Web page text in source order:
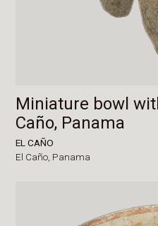
Miniature bowl
Caño, Panama
EL CAÑO
El Caño, Panama